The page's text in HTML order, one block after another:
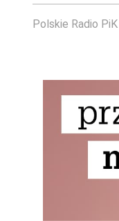
Polskie Radio PiK